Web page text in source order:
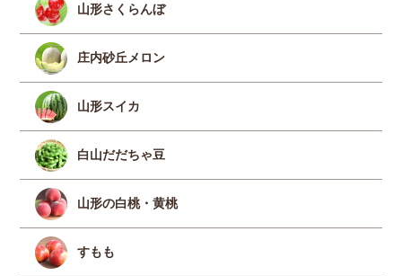
山形さくらんぼ
庄内砂丘メロン
山形スイカ
白山だだちゃ豆
山形の白桃・黄桃
すもも